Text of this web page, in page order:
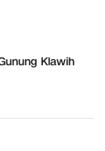
Klawih